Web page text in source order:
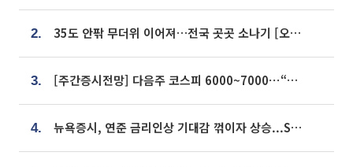
2. 35도 안팎 무더위 이어져…전국 곳곳 소나기 [오늘 날씨]
3. [주간증시전망] 다음주 코스피 6000~7000⋯“外人 수급은 정책이 변수”
4. 뉴욕증시, 연준 금리인상 기대감 꺾이자 상승...S&P500 사상 최고치 [종합]